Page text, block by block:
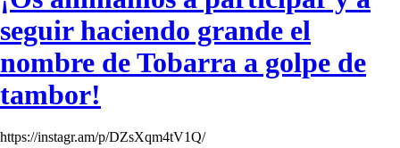
seguir haciendo grande el
nombre de Tobarra a golpe de
tambor!
https://instagr.am/p/DZsXqm4tV1Q/